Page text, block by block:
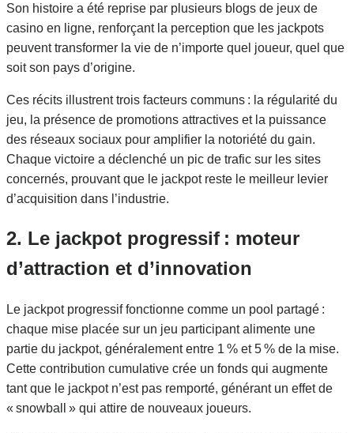
Son histoire a été reprise par plusieurs blogs de jeux de
casino en ligne, renforçant la perception que les jackpots
peuvent transformer la vie de n’importe quel joueur, quel que
soit son pays d’origine.
Ces récits illustrent trois facteurs communs : la régularité du
jeu, la présence de promotions attractives et la puissance
des réseaux sociaux pour amplifier la notoriété du gain.
Chaque victoire a déclenché un pic de trafic sur les sites
concernés, prouvant que le jackpot reste le meilleur levier
d’acquisition dans l’industrie.
2. Le jackpot progressif : moteur
d’attraction et d’innovation
Le jackpot progressif fonctionne comme un pool partagé :
chaque mise placée sur un jeu participant alimente une
partie du jackpot, généralement entre 1 % et 5 % de la mise.
Cette contribution cumulative crée un fonds qui augmente
tant que le jackpot n’est pas remporté, générant un effet de
« snowball » qui attire de nouveaux joueurs.